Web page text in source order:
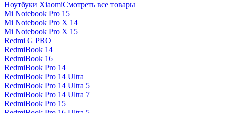
Ноутбуки XiaomiСмотреть все товары
Mi Notebook Pro 15
Mi Notebook Pro X 14
Mi Notebook Pro X 15
Redmi G PRO
RedmiBook 14
RedmiBook 16
RedmiBook Pro 14
RedmiBook Pro 14 Ultra
RedmiBook Pro 14 Ultra 5
RedmiBook Pro 14 Ultra 7
RedmiBook Pro 15